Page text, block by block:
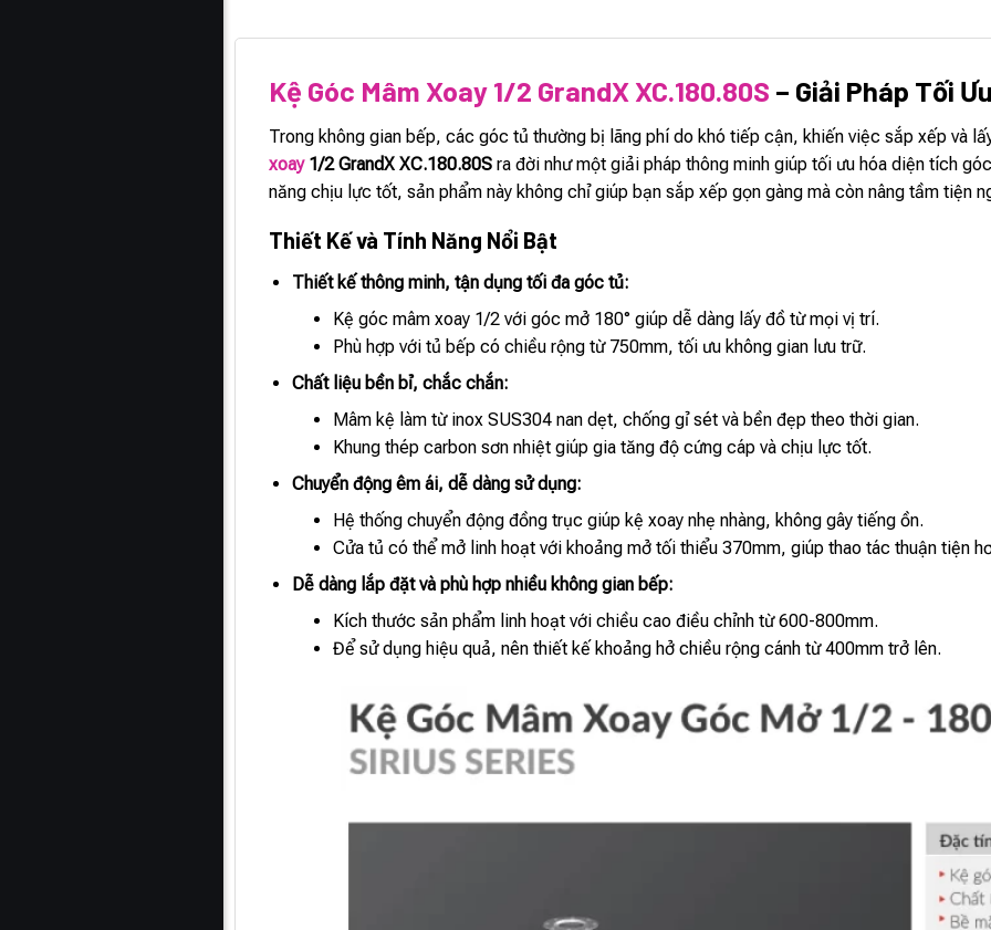
Kệ Góc Mâm Xoay 1/2 GrandX XC.180.80S – Giải Pháp Tối
Trong không gian bếp, các góc tủ thường bị lãng phí do khó tiếp cận, khiến việc sắp xếp và
xoay1/2 GrandX XC.180.80S ra đời như một giải pháp thông minh giúp tối ưu hóa diện tích
năng chịu lực tốt, sản phẩm này không chỉ giúp bạn sắp xếp gọn gàng mà còn nâng tầm tiện
Thiết Kế và Tính Năng Nổi Bật
Thiết kế thông minh, tận dụng tối đa góc tủ:
Kệ góc mâm xoay 1/2 với góc mở 180° giúp dễ dàng lấy đồ từ mọi vị trí.
Phù hợp với tủ bếp có chiều rộng từ 750mm, tối ưu không gian lưu trữ.
Chất liệu bền bỉ, chắc chắn:
Mâm kệ làm từ inox SUS304 nan dẹt, chống gỉ sét và bền đẹp theo thời gian.
Khung thép carbon sơn nhiệt giúp gia tăng độ cứng cáp và chịu lực tốt.
Chuyển động êm ái, dễ dàng sử dụng:
Hệ thống chuyển động đồng trục giúp kệ xoay nhẹ nhàng, không gây tiếng ồn.
Cửa tủ có thể mở linh hoạt với khoảng mở tối thiểu 370mm, giúp thao tác thuận tiện
Dễ dàng lắp đặt và phù hợp nhiều không gian bếp:
Kích thước sản phẩm linh hoạt với chiều cao điều chỉnh từ 600-800mm.
Để sử dụng hiệu quả, nên thiết kế khoảng hở chiều rộng cánh từ 400mm trở lên.